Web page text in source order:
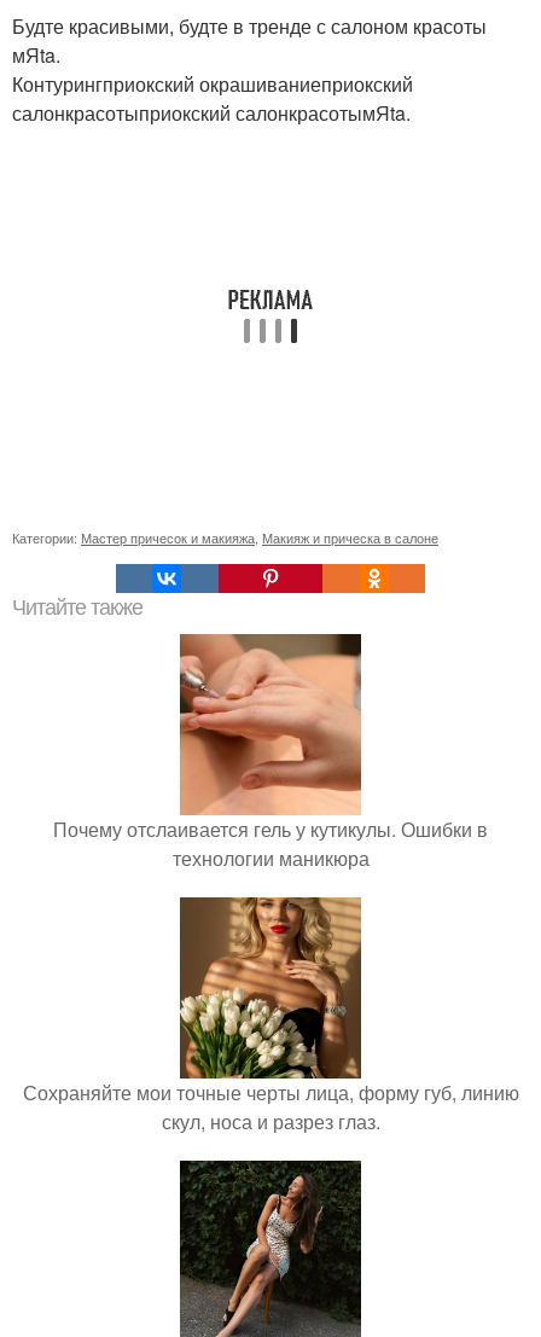
Будте красивыми, будте в тренде с салоном красоты
мЯta.
Контурингприокский окрашиваниеприокский
салонкрасотыприокский салонкрасотымЯta.
Категории: Мастер причесок и макияжа Макияж и прическа в салоне
Читайте также
Почему отслаивается гель у кутикулы. Ошибки в
технологии маникюра
Сохраняйте мои точные черты лица, форму губ, линию
скул, носа и разрез глаз.